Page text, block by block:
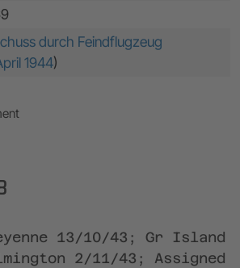
durch Feindflugzeug
1944)
13/10/43; Gr Island
2/11/43; Assigned